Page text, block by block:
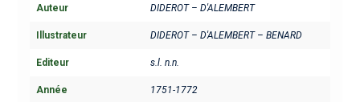
Auteur DIDEROT – D'ALEMBERT
Illustrateur DIDEROT – D'ALEMBERT – BENARD
Editeur s.l. n.n.
Année 1751-1772